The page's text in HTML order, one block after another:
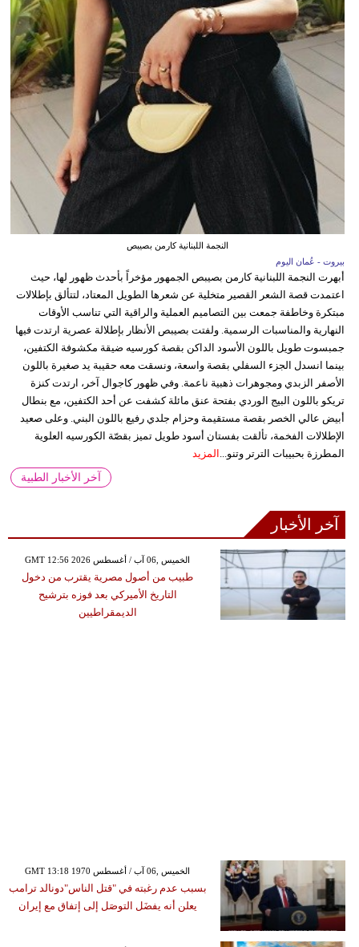
النجمة اللبنانية كارمن بصيبص
بيروت - عُمان اليوم
أبهرت النجمة اللبنانية كارمن بصيبص الجمهور مؤخراً بأحدث ظهور لها، حيث
اعتمدت قصة الشعر القصير متخلية عن شعرها الطويل المعتاد، لتتألق بإطلالات
مبتكرة وخاطفة جمعت بين التصاميم العملية والراقية التي تناسب الأوقات
النهارية والمناسبات الرسمية. ولفتت بصيبص الأنظار بإطلالة عصرية ارتدت فيها
جمبسوت طويل باللون الأسود الداكن بقصة كورسيه ضيقة مكشوفة الكتفين،
بينما انسدل الجزء السفلي بقصة واسعة، ونسقت معه حقيبة يد صغيرة باللون
الأصفر الزبدي ومجوهرات ذهبية ناعمة. وفي ظهور كاجوال آخر، ارتدت كنزة
تريكو باللون البيج الوردي بفتحة عنق مائلة كشفت عن أحد الكتفين، مع بنطال
أبيض عالي الخصر بقصة مستقيمة وحزام جلدي رفيع باللون البني. وعلى صعيد
الإطلالات الفخمة، تألقت بفستان أسود طويل تميز بقصّة الكورسيه العلوية
المطرزة بحبيبات الترتر وتنو... المزيد
آخر الأخبار الطبية
آخر الأخبار
GMT 12:56 2026 الخميس ,06 آب / أغسطس
طبيب من أصول مصرية يقترب من دخول
التاريخ الأميركي بعد فوزه بترشيح
الديمقراطيين
GMT 13:18 1970 الخميس ,06 آب / أغسطس
بسبب عدم رغبته في "قتل الناس"دونالد ترامب
يعلن أنه يفضَل التوصَل إلى إتفاق مع إيران